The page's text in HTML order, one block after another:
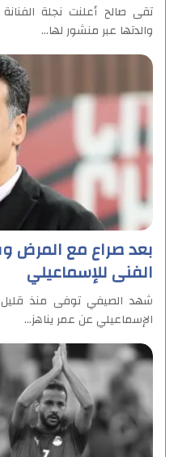
تقى صالح أعلنت نجلة
والدتها عبر منشور لها…
بعد صراع مع المرض
الفنى للإسماعيلي
شهد الصيفي توفى منذ قليل
الإسماعيلي عن عمر يناهز…